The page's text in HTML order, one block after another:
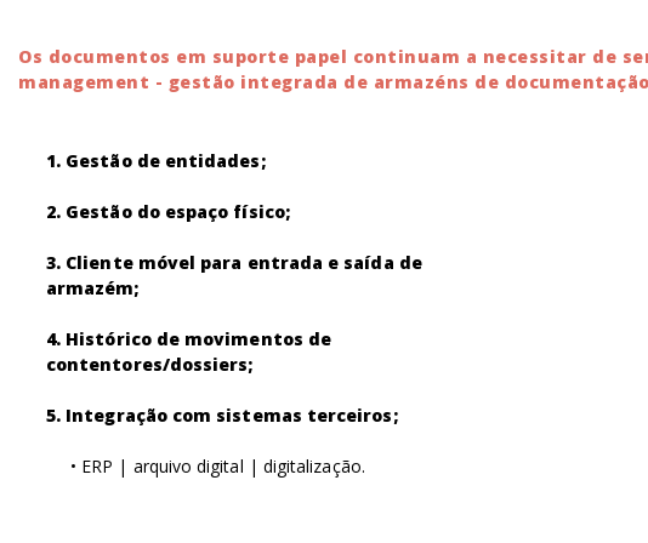
Os documentos em suporte papel continuam a necessitar de
management - gestão integrada de armazéns de
1. Gestão de entidades;
2. Gestão do espaço físico;
3. Cliente móvel para entrada e saída de
armazém;
4. Histórico de movimentos de
contentores/dossiers;
5. Integração com sistemas terceiros;
• ERP | arquivo digital | digitalização.